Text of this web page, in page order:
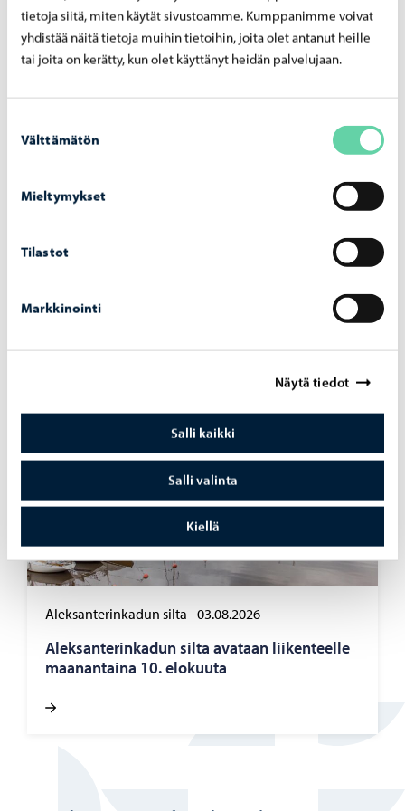
tietoja siitä, miten käytät sivustoamme. Kumppanimme voivat
yhdistää näitä tietoja muihin tietoihin, joita olet antanut heille
tai joita on kerätty, kun olet käyttänyt heidän palvelujaan.
valinta
Välttämätön
Mieltymykset
Tilastot
Markkinointi
Näytä tiedot
Salli kaikki
Salli valinta
Kiellä
Op­pi­las­ko­nei­den verk­ko­tur­val­li­suut­ta vah­
vis­te­taan hait­ta­si­vus­to­jen la­taa­mi­sen es­tä­
Aleksanterinkadun silta -03.08.2026
Alek­san­te­rin­ka­dun silta ava­taan lii­ken­teel­le
maa­nan­tai­na 10. elo­kuu­ta